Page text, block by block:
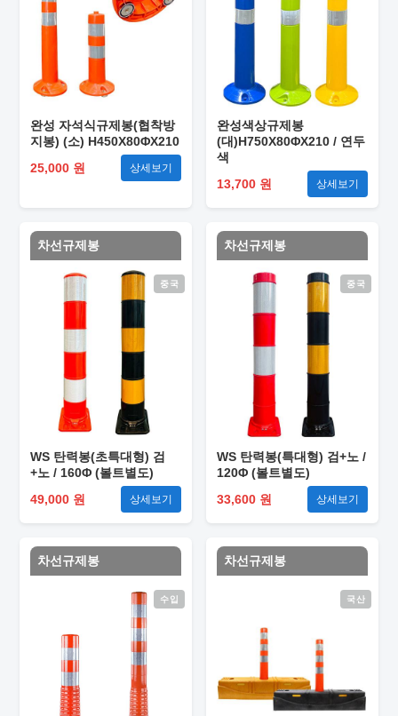
완성 자석식규제봉(협착방
지봉) (소) H450X80ΦX210
25,000 원
상세보기
완성색상규제봉
(대)H750X80ΦX210 / 연두
색
13,700 원
상세보기
차선규제봉
중국
WS 탄력봉(초특대형) 검
+노 / 160Φ (볼트별도)
49,000 원
상세보기
차선규제봉
중국
WS 탄력봉(특대형) 검+노 /
120Φ (볼트별도)
33,600 원
상세보기
차선규제봉
수입
차선규제봉
국산